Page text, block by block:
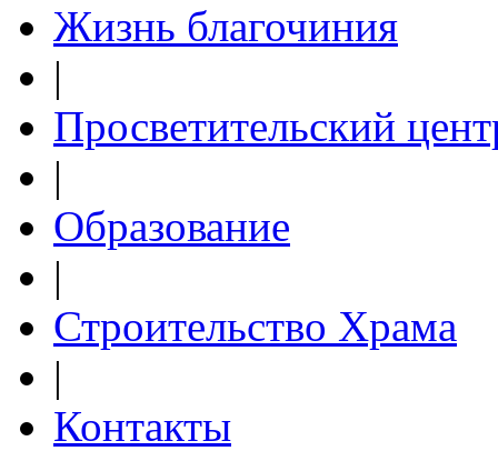
Жизнь благочиния
|
Просветительский
|
Образование
|
Строительство Храма
|
Контакты